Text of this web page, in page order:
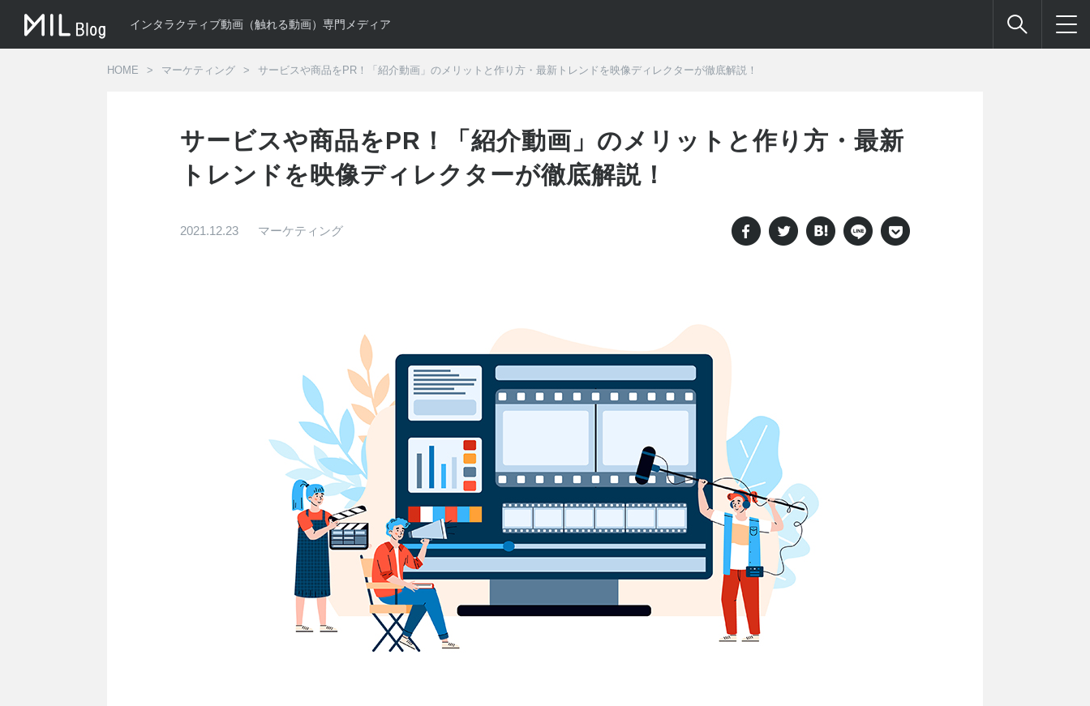
インタラクティブ動画（触れる動画）専門メディア
HOME マーケティング サービスや商品をPR！「紹介動画」のメリットと作り方・最新トレンドを映像ディレクターが徹底解説！
サービスや商品をPR！「紹介動画」のメリットと作り方・最新
トレンドを映像ディレクターが徹底解説！
2021.12.23 マーケティング